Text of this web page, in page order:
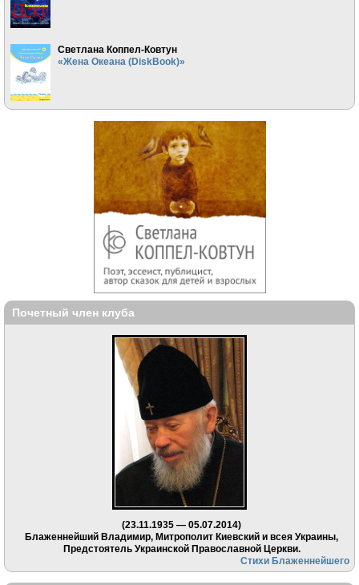
Светлана Коппел-Ковтун
«Жена Океана (DiskBook)»
Почетный член клуба
(23.11.1935 — 05.07.2014)
Блаженнейший Владимир, Митрополит Киевский и всея Украины,
Предстоятель Украинской Православной Церкви.
Стихи Блаженнейшего